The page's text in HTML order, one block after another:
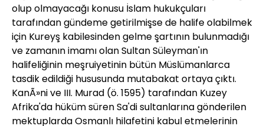
olup olmayacağı konusu İslam hukukçuları
tarafından gündeme getirilmişse de halife olabilmek
için Kureyş kabilesinden gelme şartının bulunmadığı
ve zamanın imamı olan Sultan Süleyman'ın
halifeliğinin meşruiyetinin bütün Müslümanlarca
tasdik edildiği hususunda mutabakat ortaya çıktı.
KanÃ»ni ve III. Murad (ö. 1595) tarafından Kuzey
Afrika'da hüküm süren Sa'di sultanlarına gönderilen
mektuplarda Osmanlı hilafetini kabul etmelerinin